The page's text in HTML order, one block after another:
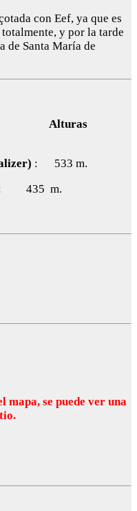
con Eef, ya que es
y por la tarde
de Santa María de
Alturas
: 533 m.
435 m.
mapa, se puede ver una